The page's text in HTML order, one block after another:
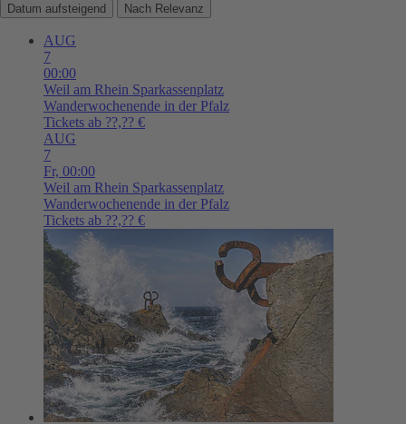
Datum aufsteigend
Nach Relevanz
AUG
7
00:00
Weil am Rhein Sparkassenplatz
Wanderwochenende in der Pfalz
Tickets ab ??,?? €
AUG
7
Fr, 00:00
Weil am Rhein Sparkassenplatz
Wanderwochenende in der Pfalz
Tickets ab ??,?? €